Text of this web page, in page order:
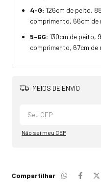
4-G: 126cm de peito,
comprimento, 66cm de
5-GG: 130cm de peito,
comprimento, 67cm de
MEIOS DE ENVIO
Não sei meu CEP
Compartilhar